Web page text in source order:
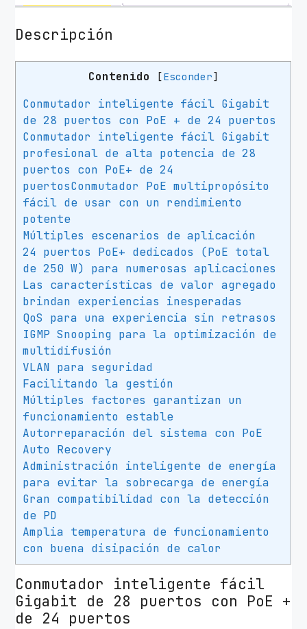
Descripción
Contenido [Esconder]
Conmutador inteligente fácil Gigabit
de 28 puertos con PoE + de 24 puertos
Conmutador inteligente fácil Gigabit
profesional de alta potencia de 28
puertos con PoE+ de 24
puertosConmutador PoE multipropósito
fácil de usar con un rendimiento
potente
Múltiples escenarios de aplicación
24 puertos PoE+ dedicados (PoE total
de 250 W) para numerosas aplicaciones
Las características de valor agregado
brindan experiencias inesperadas
QoS para una experiencia sin retrasos
IGMP Snooping para la optimización de
multidifusión
VLAN para seguridad
Facilitando la gestión
Múltiples factores garantizan un
funcionamiento estable
Autorreparación del sistema con PoE
Auto Recovery
Administración inteligente de energía
para evitar la sobrecarga de energía
Gran compatibilidad con la detección
de PD
Amplia temperatura de funcionamiento
con buena disipación de calor
Conmutador inteligente fácil
Gigabit de 28 puertos con PoE +
de 24 puertos